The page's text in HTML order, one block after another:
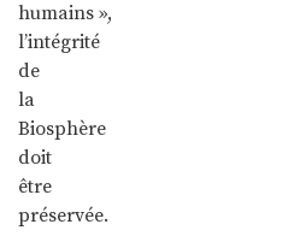
humains »,
l’intégrité
de
la
Biosphère
doit
être
préservée.